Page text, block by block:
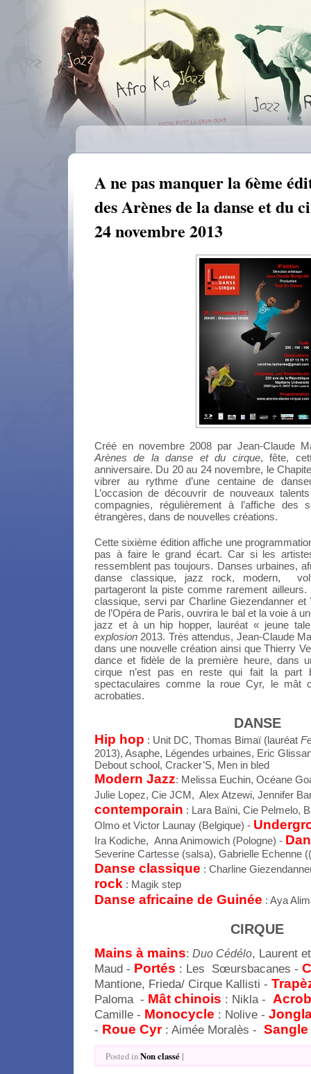
A ne pas manquer la 6ème
des Arènes de la danse et du
24 novembre 2013
Créé en novembre 2008 par Jean-Claude
Arènes de la danse et du cirque, fête,
anniversaire. Du 20 au 24 novembre, le
vibrer au rythme d’une centaine de
L’occasion de découvrir de nouveaux
compagnies, régulièrement à l’affiche des
étrangères, dans de nouvelles créations.
Cette sixième édition affiche une
pas à faire le grand écart. Car si les
ressemblent pas toujours. Danses urbaines,
danse classique, jazz rock, modern,
partageront la piste comme rarement ailleurs.
classique, servi par Charline Giezendanner
de l’Opéra de Paris, ouvrira le bal et la voie à
jazz et à un hip hopper, lauréat « jeune
explosion 2013. Très attendus, Jean-Claude
dans une nouvelle création ainsi que Thierry
dance et fidèle de la première heure, dans
cirque n’est pas en reste qui fait la part
spectaculaires comme la roue Cyr, le mât
acrobaties.
DANSE
Hip hop : Unit DC, Thomas Bimaï (lauréat
2013), Asaphe, Légendes urbaines, Eric
Debout school, Cracker’S, Men in bled
Modern Jazz: Melissa Euchin, Océane
Julie Lopez, Cie JCM, Alex Atzewi, Jennifer
contemporain : Lara Baïni, Cie Pelmelo,
Olmo et Victor Launay (Belgique) -
Ira Kodiche, Anna Animowich (Pologne) -
Severine Cartesse (salsa), Gabrielle Echenne
Danse classique : Charline
rock : Magik step
Danse africaine de Guinée : Aya
CIRQUE
Mains à mains: Duo Cédélo, Laurent
Maud - Portés : Les Sœursbacanes -
Mantione, Frieda/ Cirque Kallisti -
Paloma - Mât chinois : Nikla -
Camille - Monocycle : Nolive -
- Roue Cyr: Aimée Moralès - Sangle
Posted inNon classé |